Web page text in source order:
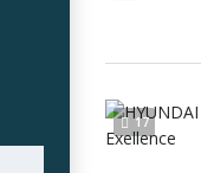
17